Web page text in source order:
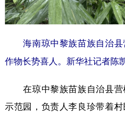
海南琼中黎族苗族自治
作物长势喜人。新华社记者陈
在琼中黎族苗族自治县营
示范园，负责人李良珍带着